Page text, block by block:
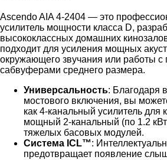
Ascendo AIA 4-2404 — это
усилитель мощности класса D,
высококлассных домашних
подходит для усиления мощных
окружающего звучания или работы с
сабвуферами среднего размера.
Универсальность: Благодаря
мостового включения, вы
как 4-канальный усилитель для
мощный 2-канальный (по 1.2
тяжелых басовых модулей.
Система ICL™:
предотвращает появление